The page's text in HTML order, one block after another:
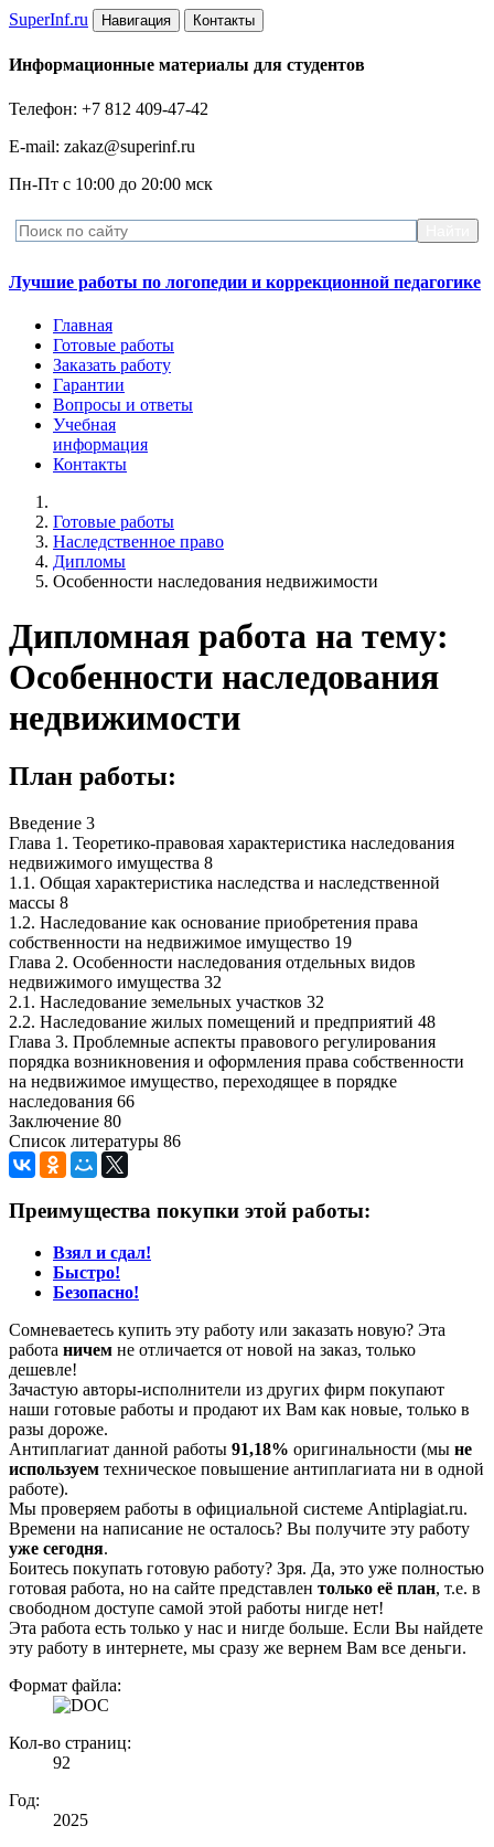
SuperInf.ru Навигация Контакты
Информационные материалы для студентов
Телефон: +7 812 409-47-42
E-mail: zakaz@superinf.ru
Пн-Пт с 10:00 до 20:00 мск
Лучшие работы по логопедии и коррекционной педагогике
Главная
Готовые работы
Заказать работу
Гарантии
Вопросы и ответы
Учебная
информация
Контакты
Готовые работы
Наследственное право
Дипломы
Особенности наследования недвижимости
Дипломная работа на тему:
Особенности наследования
недвижимости
План работы:
Введение 3
Глава 1. Теоретико-правовая характеристика наследования
недвижимого имущества 8
1.1. Общая характеристика наследства и наследственной
массы 8
1.2. Наследование как основание приобретения права
собственности на недвижимое имущество 19
Глава 2. Особенности наследования отдельных видов
недвижимого имущества 32
2.1. Наследование земельных участков 32
2.2. Наследование жилых помещений и предприятий 48
Глава 3. Проблемные аспекты правового регулирования
порядка возникновения и оформления права собственности
на недвижимое имущество, переходящее в порядке
наследования 66
Заключение 80
Список литературы 86
Преимущества покупки этой работы:
Взял и сдал!
Быстро!
Безопасно!
Сомневаетесь купить эту работу или заказать новую? Эта
работа ничем не отличается от новой на заказ, только
дешевле!
Зачастую авторы-исполнители из других фирм покупают
наши готовые работы и продают их Вам как новые, только в
разы дороже.
Антиплагиат данной работы 91,18% оригинальности (мы не
используем техническое повышение антиплагиата ни в одной
работе).
Мы проверяем работы в официальной системе Аntiplagiat.ru.
Времени на написание не осталось? Вы получите эту работу
уже сегодня.
Боитесь покупать готовую работу? Зря. Да, это уже полностью
готовая работа, но на сайте представлен только её план, т.е. в
свободном доступе самой этой работы нигде нет!
Эта работа есть только у нас и нигде больше. Если Вы найдете
эту работу в интернете, мы сразу же вернем Вам все деньги.
Формат файла:
Кол-во страниц:
92
Год:
2025